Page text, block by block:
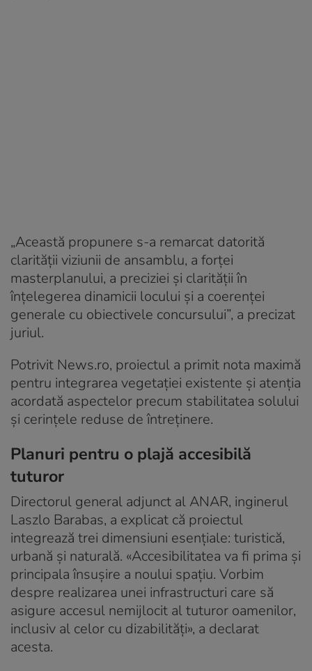
„Această propunere s-a remarcat datorită
clarităţii viziunii de ansamblu, a forţei
masterplanului, a preciziei şi clarităţii în
înţelegerea dinamicii locului şi a coerenţei
generale cu obiectivele concursului”, a precizat
juriul.
Potrivit News.ro, proiectul a primit nota maximă
pentru integrarea vegetaţiei existente şi atenţia
acordată aspectelor precum stabilitatea solului
şi cerinţele reduse de întreţinere.
Planuri pentru o plajă accesibilă
tuturor
Directorul general adjunct al ANAR, inginerul
Laszlo Barabas, a explicat că proiectul
integrează trei dimensiuni esenţiale: turistică,
urbană şi naturală. «Accesibilitatea va fi prima şi
principala însuşire a noului spaţiu. Vorbim
despre realizarea unei infrastructuri care să
asigure accesul nemijlocit al tuturor oamenilor,
inclusiv al celor cu dizabilităţi», a declarat
acesta.